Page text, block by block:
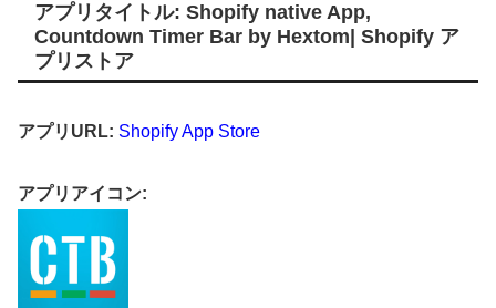
アプリタイトル: Shopify native App,
Countdown Timer Bar by Hextom| Shopify ア
プリストア
アプリURL: Shopify App Store
アプリアイコン: